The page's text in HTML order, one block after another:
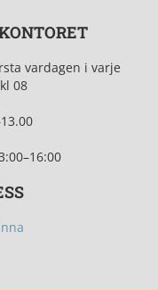
vardagen i varje
08